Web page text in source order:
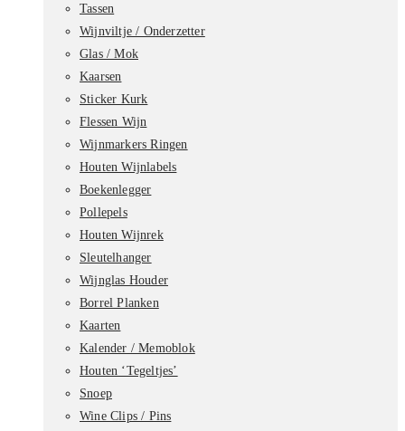
Tassen
Wijnviltje / Onderzetter
Glas / Mok
Kaarsen
Sticker Kurk
Flessen Wijn
Wijnmarkers Ringen
Houten Wijnlabels
Boekenlegger
Pollepels
Houten Wijnrek
Sleutelhanger
Wijnglas Houder
Borrel Planken
Kaarten
Kalender / Memoblok
Houten ‘Tegeltjes’
Snoep
Wine Clips / Pins